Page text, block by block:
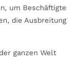
um Beschäftigte
die Ausbreitung
ganzen Welt